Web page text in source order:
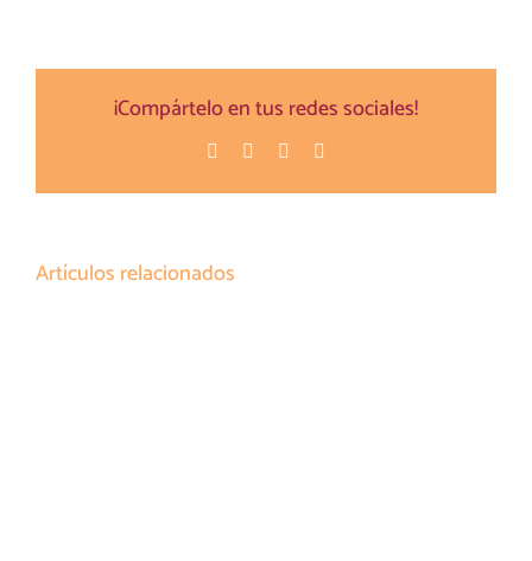
¡Compártelo en tus redes sociales!
Facebook
TwitterPinterest
Artículos relacionados